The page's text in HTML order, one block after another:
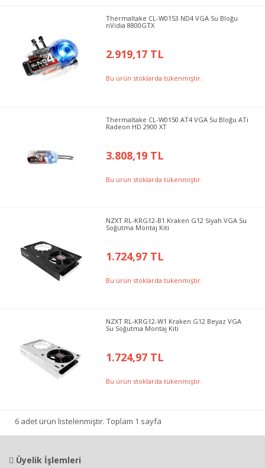
Thermaltake CL-W0153 ND4 VGA Su Bloğu
nVidia 8800GTX
2.919,17 TL
Bu ürün stoklarda tükenmiştir.
Thermaltake CL-W0150 AT4 VGA Su Bloğu ATi
Radeon HD 2900 XT
3.808,19 TL
Bu ürün stoklarda tükenmiştir.
NZXT RL-KRG12-B1 Kraken G12 Siyah VGA Su
Soğutma Montaj Kiti
1.724,97 TL
Bu ürün stoklarda tükenmiştir.
NZXT RL-KRG12-W1 Kraken G12 Beyaz VGA
Su Soğutma Montaj Kiti
1.724,97 TL
Bu ürün stoklarda tükenmiştir.
6 adet ürün listelenmiştir. Toplam 1 sayfa
Üyelik İşlemleri